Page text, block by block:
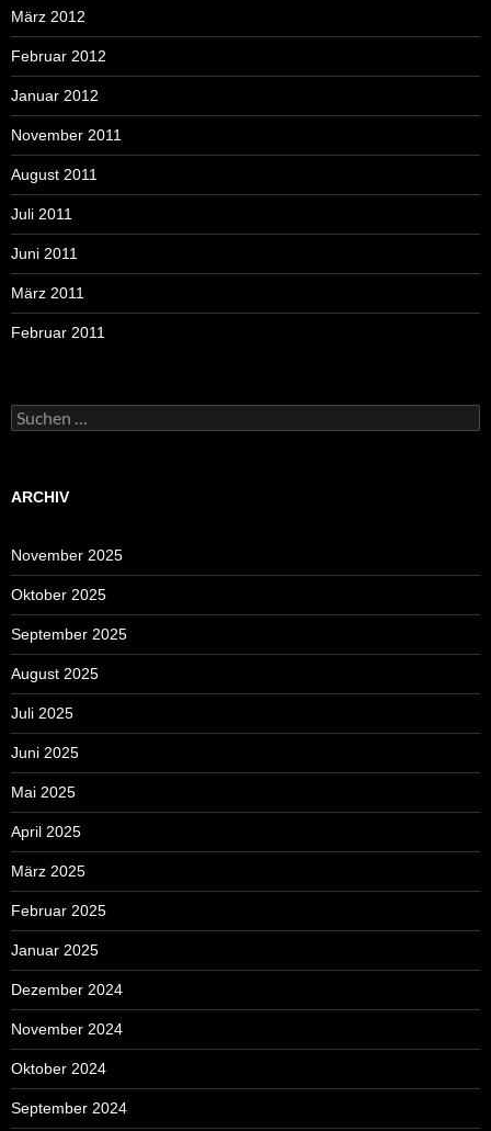
März 2012
Februar 2012
Januar 2012
November 2011
August 2011
Juli 2011
Juni 2011
März 2011
Februar 2011
Suchen
nach:
ARCHIV
November 2025
Oktober 2025
September 2025
August 2025
Juli 2025
Juni 2025
Mai 2025
April 2025
März 2025
Februar 2025
Januar 2025
Dezember 2024
November 2024
Oktober 2024
September 2024